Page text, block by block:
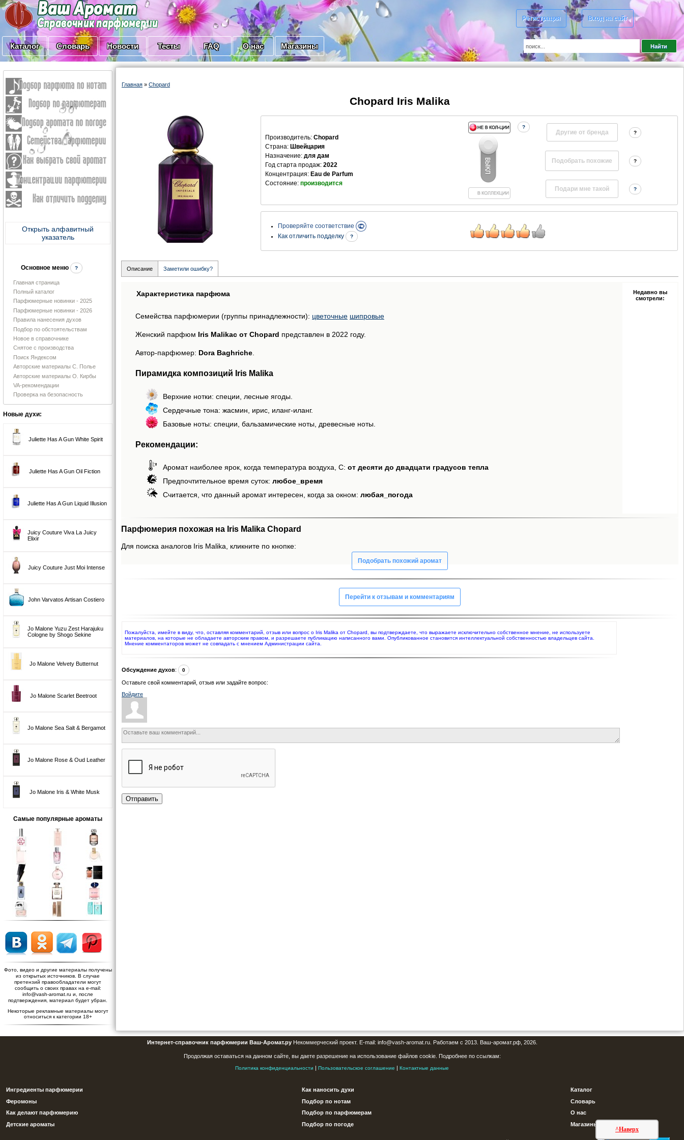
Регистрация Вход на сайт
Каталог Словарь Новости Тесты FAQ О нас Магазины
Открыть алфавитный
указатель
Основное меню ?
Главная страница
Полный каталог
Парфюмерные новинки - 2025
Парфюмерные новинки - 2026
Правила нанесения духов
Подбор по обстоятельствам
Новое в справочнике
Снятое с производства
Поиск Яндексом
Авторские материалы С. Полье
Авторские материалы О. Кирбы
VA-рекомендации
Проверка на безопасность
Новые духи:
Juliette Has A Gun White Spirit
Juliette Has A Gun Oil Fiction
Juliette Has A Gun Liquid Illusion
Juicy Couture Viva La Juicy
Elixir
Juicy Couture Just Moi Intense
John Varvatos Artisan Costiero
Jo Malone Yuzu Zest Harajuku
Cologne by Shogo Sekine
Jo Malone Velvety Butternut
Jo Malone Scarlet Beetroot
Jo Malone Sea Salt & Bergamot
Jo Malone Rose & Oud Leather
Jo Malone Iris & White Musk
Самые популярные ароматы
Фото, видео и другие материалы получены
из открытых источников. В случае
претензий правообладатели могут
сообщить о своих правах на e-mail:
info@vash-aromat.ru и, после
подтверждения, материал будет убран.
Некоторые рекламные материалы могут
относиться к категории 18+
Главная » Chopard
Chopard Iris Malika
Производитель: Chopard
Страна: Швейцария
Назначение: для дам
Год старта продаж: 2022
Концентрация: Eau de Parfum
Состояние: производится
?
Другие от бренда ?
?
?
Проверяйте соответствие
Как отличить подделку
?
Описание Заметили ошибку?
Характеристика парфюма
Семейства парфюмерии (группы принадлежности): цветочные шипровые
Женский парфюм Iris Malikaс от Chopard представлен в 2022 году.
Автор-парфюмер: Dora Baghriche
Пирамидка композиций Iris Malika
Верхние нотки: специи, лесные ягоды.
Сердечные тона: жасмин, ирис, иланг-иланг.
Базовые ноты: специи, бальзамические ноты, древесные ноты.
Рекомендации:
Аромат наиболее ярок, когда температура воздуха, С: от десяти до двадцати градусов тепла
Предпочтительное время суток: любое_время
Считается, что данный аромат интересен, когда за окном: любая_погода
Недавно вы
смотрели:
Парфюмерия похожая на Iris Malika Chopard
Для поиска аналогов Iris Malika, кликните по кнопке:
Подобрать похожий аромат
Перейти к отзывам и комментариям
Пожалуйста, имейте в виду, что, оставляя комментарий, отзыв или вопрос о Iris Malika от Chopard, вы подтверждаете, что выражаете исключительно собственное мнение, не используете
материалов, на которые не обладаете авторским правом, и разрешаете публикацию написанного вами. Опубликованное становится интеллектуальной собственностью владельцев сайта.
Мнение комментаторов может не совпадать с мнением Администрации сайта.
Обсуждение духов: 0
Оставьте свой комментарий, отзыв или задайте вопрос:
Войдите
Отправить
^Наверх
Интернет-справочник парфюмерии Ваш-Аромат.руНекоммерческий проект. E-mail: info@vash-aromat.ru. Работаем с 2013. Ваш-аромат.рф, 2026.
Продолжая оставаться на данном сайте, вы даете разрешение на использование файлов cookie. Подробнее по ссылкам:
Политика конфиденциальности | Пользовательское соглашение | Контактные данные
Ингредиенты парфюмерии
Феромоны
Как делают парфюмерию
Детские ароматы
Как наносить духи
Подбор по нотам
Подбор по парфюмерам
Подбор по погоде
Каталог
Словарь
О нас
Магазины